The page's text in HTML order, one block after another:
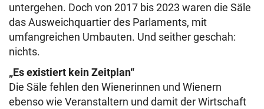
untergehen. Doch von 2017 bis 2023 waren die Säle
das Ausweichquartier des Parlaments, mit
umfangreichen Umbauten. Und seither geschah:
nichts.
„Es existiert kein Zeitplan“
Die Säle fehlen den Wienerinnen und Wienern
ebenso wie Veranstaltern und damit der Wirtschaft